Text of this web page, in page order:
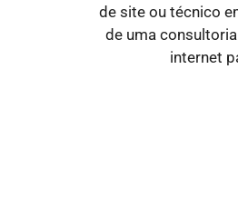
de site ou técnico
de uma
internet